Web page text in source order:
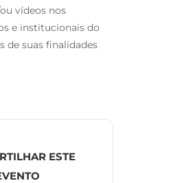
vídeos nos
e institucionais do
de suas finalidades
ESTE